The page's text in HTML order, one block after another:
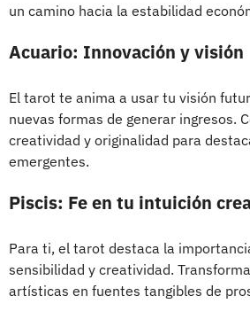
un camino hacia la estabilidad
Acuario: Innovación y visión
El tarot te anima a usar tu visión
nuevas formas de generar ingresos.
creatividad y originalidad para
emergentes.
Piscis: Fe en tu intuición
Para ti, el tarot destaca la
sensibilidad y creatividad.
artísticas en fuentes tangibles de